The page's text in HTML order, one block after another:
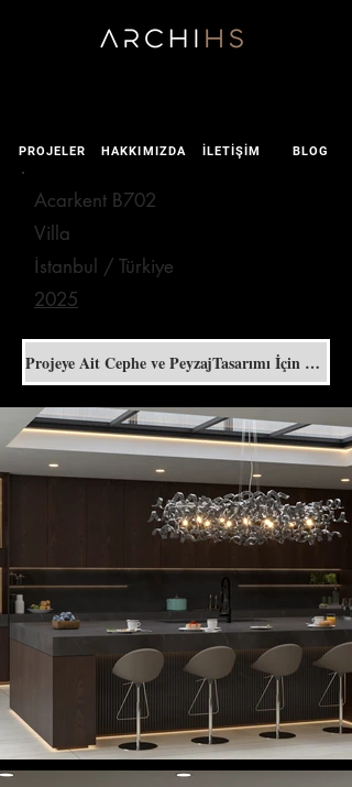
PROJELER HAKKIMIZDA İLETİŞİM BLOG
Acarkent B702
Villa
İstanbul / Türkiye
2025
Projeye Ait Cephe ve PeyzajTasarımı İçin Tıklayın